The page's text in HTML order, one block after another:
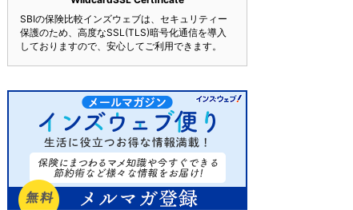
SBIの保険比較インズウェブは、セキュリティー
保護のため、高度なSSL(TLS)暗号化通信を導入
しておりますので、安心してご利用できます。